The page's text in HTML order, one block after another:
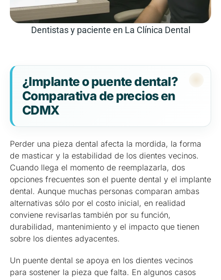
Dentistas y paciente en La Clínica Dental
¿Implante o puente dental?
Comparativa de precios en
CDMX
Perder una pieza dental afecta la mordida, la forma
de masticar y la estabilidad de los dientes vecinos.
Cuando llega el momento de reemplazarla, dos
opciones frecuentes son el puente dental y el implante
dental. Aunque muchas personas comparan ambas
alternativas sólo por el costo inicial, en realidad
conviene revisarlas también por su función,
durabilidad, mantenimiento y el impacto que tienen
sobre los dientes adyacentes.
Un puente dental se apoya en los dientes vecinos
para sostener la pieza que falta. En algunos casos